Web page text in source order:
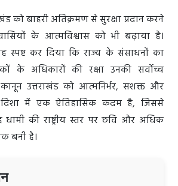
को बाहरी अतिक्रमण से सुरक्षा प्रदान करने
के आत्मविश्वास को भी बढ़ाया है।
स्पष्ट कर दिया कि राज्य के संसाधनों का
के अधिकारों की रक्षा उनकी सर्वोच्च
उत्तराखंड को आत्मनिर्भर, सशक्त और
दिशा में एक ऐतिहासिक कदम है, जिससे
धामी की राष्ट्रीय स्तर पर छवि और अधिक
बनी है।